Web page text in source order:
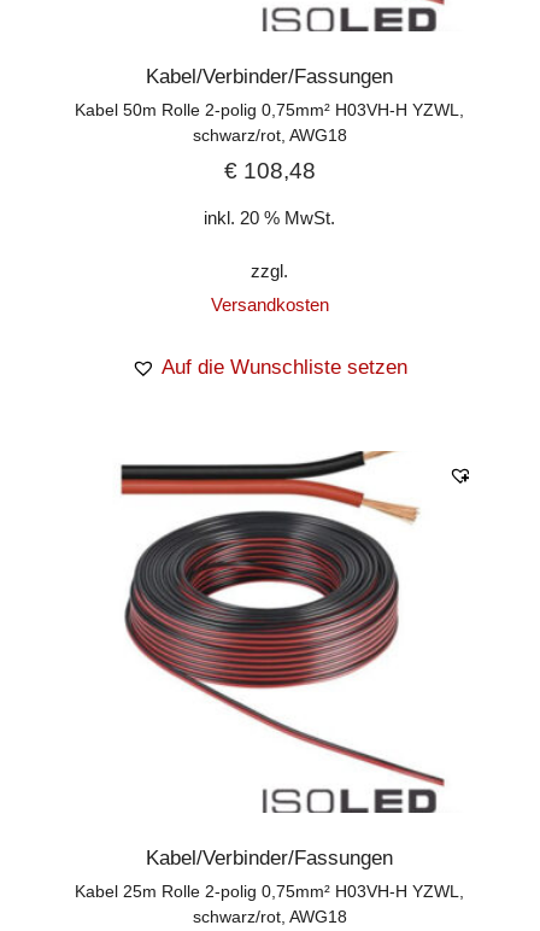
Kabel/Verbinder/Fassungen
Kabel 50m Rolle 2-polig 0,75mm² H03VH-H YZWL,
schwarz/rot, AWG18
€108,48
inkl. 20 % MwSt.
zzgl.
Versandkosten
Auf die Wunschliste setzen
Kabel/Verbinder/Fassungen
Kabel 25m Rolle 2-polig 0,75mm² H03VH-H YZWL,
schwarz/rot, AWG18